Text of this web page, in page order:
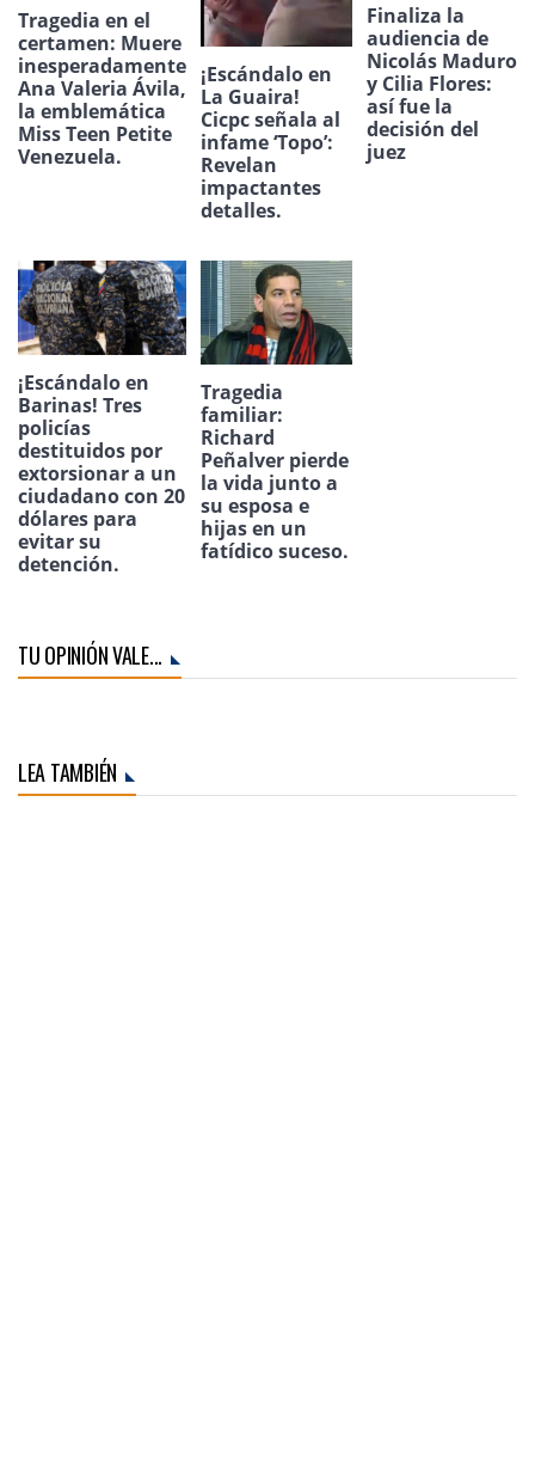
Tragedia en el
certamen: Muere
inesperadamente
Ana Valeria Ávila,
la emblemática
Miss Teen Petite
Venezuela.
¡Escándalo en
La Guaira!
Cicpc señala al
infame ‘Topo’:
Revelan
impactantes
detalles.
Finaliza la
audiencia de
Nicolás Maduro
y Cilia Flores:
así fue la
decisión del
juez
¡Escándalo en
Barinas! Tres
policías
destituidos por
extorsionar a un
ciudadano con 20
dólares para
evitar su
detención.
Tragedia
familiar:
Richard
Peñalver pierde
la vida junto a
su esposa e
hijas en un
fatídico suceso.
TU OPINIÓN VALE...
LEA TAMBIÉN